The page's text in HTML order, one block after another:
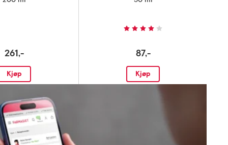
261,-
Kjøp
87,-
Kjøp